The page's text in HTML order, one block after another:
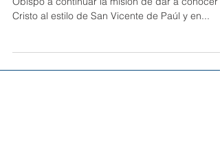
puesta en Jesús de Nazaret
Esta mañana hemos sido enviados por nuestro
Obispo a continuar la misión de dar a conocer a